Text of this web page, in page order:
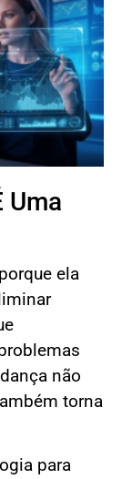
Uma
ela
não
torna
para